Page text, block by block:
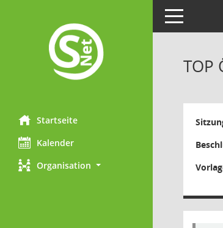
Startseite
Kalender
Organisation
Toggle
TOP